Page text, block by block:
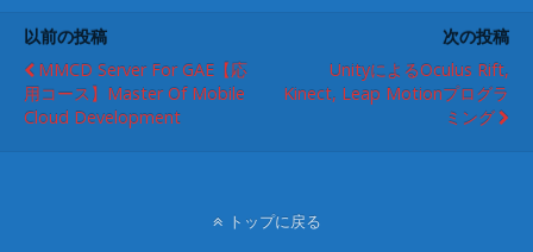
以前の投稿
MMCD Server For GAE【応
用コース】Master Of Mobile
Cloud Development
次の投稿
UnityによるOculus Rift,
Kinect, Leap Motionプログラ
ミング
トップに戻る